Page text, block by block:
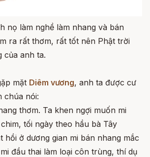
nọ làm nghề làm nhang và bán
ra rất thơm, rất tốt nên Phật trời
của anh ta.
mặt Diêm vương, anh ta được cư
chúa nói:
thơm. Ta khen ngợi muốn mi
tối ngày theo hầu bà Tây
hồi ở dương gian mi bán nhang mắc
đầu thai làm loại côn trùng, thí dụ